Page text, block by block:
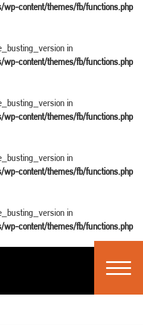
content/themes/fb/functions.php
in
content/themes/fb/functions.php
in
content/themes/fb/functions.php
in
content/themes/fb/functions.php
in
content/themes/fb/functions.php
Toggle